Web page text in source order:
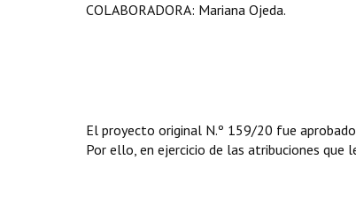
COLABORADORA: Mariana Ojeda.
El proyecto original N.º 159/20 fue
Por ello, en ejercicio de las atribuciones que